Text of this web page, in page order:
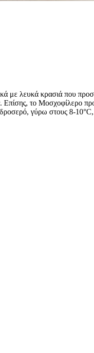
με λευκά κρασιά που
το Μοσχοφίλερο
γύρω στους 8-